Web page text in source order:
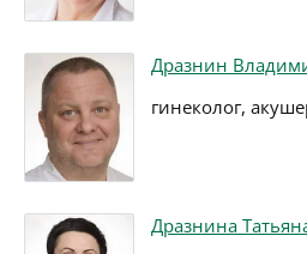
Дразнин
гинеколог,
Дразнина